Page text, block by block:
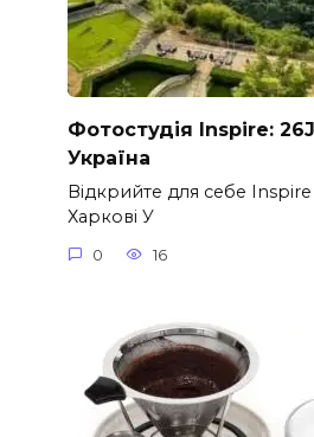
Фотостудія Inspire:
Україна
Відкрийте для себе
Харкові У
0 16